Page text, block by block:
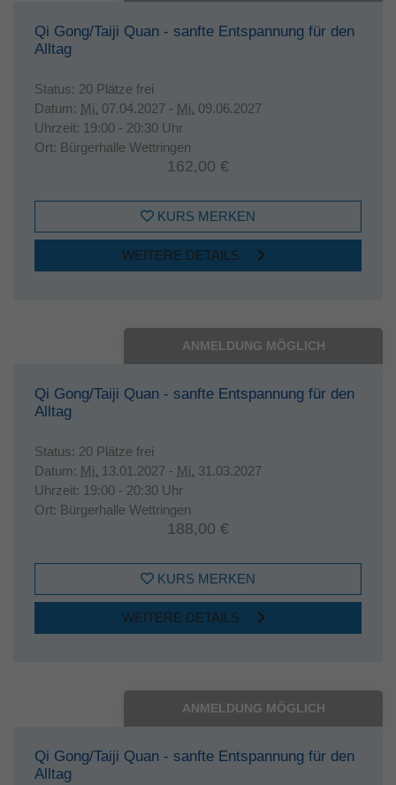
Qi Gong/Taiji Quan - sanfte Entspannung für den
Alltag
Status: 20 Plätze frei
Datum: Mi. 07.04.2027 - Mi. 09.06.2027
Uhrzeit: 19:00 - 20:30 Uhr
Ort: Bürgerhalle Wettringen
162,00 €
KURS MERKEN
WEITERE DETAILS
ANMELDUNG MÖGLICH
Qi Gong/Taiji Quan - sanfte Entspannung für den
Alltag
Status: 20 Plätze frei
Datum: Mi. 13.01.2027 - Mi. 31.03.2027
Uhrzeit: 19:00 - 20:30 Uhr
Ort: Bürgerhalle Wettringen
188,00 €
KURS MERKEN
WEITERE DETAILS
ANMELDUNG MÖGLICH
Qi Gong/Taiji Quan - sanfte Entspannung für den
Alltag